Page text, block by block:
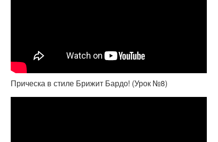
Прическа в стиле Брижит Бардо! (Урок №8)